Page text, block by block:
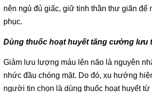
nên ngủ đủ giấc, giữ tinh thần thư giãn để
phục.
Dùng thuốc hoạt huyết tăng cường lưu
Giảm lưu lượng máu lên não là nguyên
nhức đầu chóng mặt. Do đó, xu hướng
người tin chọn là dùng thuốc hoạt huyết